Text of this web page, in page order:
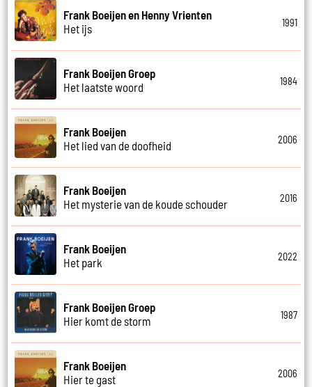
Frank Boeijen en Henny Vrienten
Het ijs
1991
Frank Boeijen Groep
Het laatste woord
1984
Frank Boeijen
Het lied van de doofheid
2006
Frank Boeijen
Het mysterie van de koude schouder
2016
Frank Boeijen
Het park
2022
Frank Boeijen Groep
Hier komt de storm
1987
Frank Boeijen
Hier te gast
2006